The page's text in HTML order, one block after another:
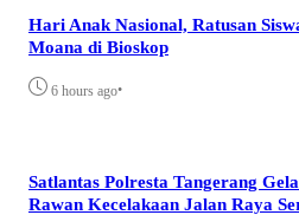
Hari Anak Nasional, Ratusan
Moana di Bioskop
6 hours ago•
Satlantas Polresta Tangerang
Rawan Kecelakaan Jalan Raya